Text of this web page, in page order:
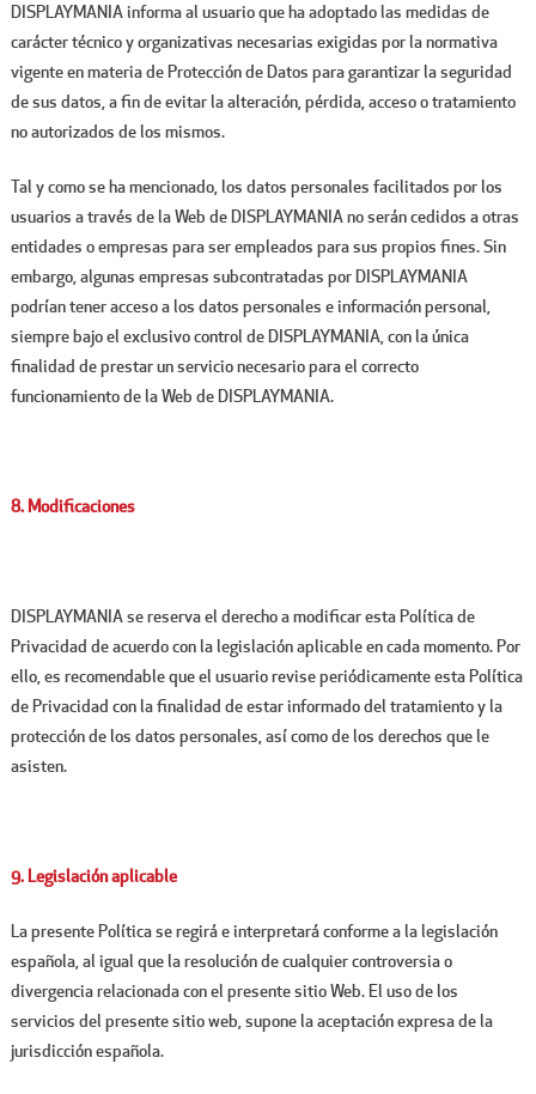
DISPLAYMANIA informa al usuario que ha adoptado las medidas de
carácter técnico y organizativas necesarias exigidas por la normativa
vigente en materia de Protección de Datos para garantizar la seguridad
de sus datos, a fin de evitar la alteración, pérdida, acceso o tratamiento
no autorizados de los mismos.
Tal y como se ha mencionado, los datos personales facilitados por los
usuarios a través de la Web de DISPLAYMANIA no serán cedidos a otras
entidades o empresas para ser empleados para sus propios fines. Sin
embargo, algunas empresas subcontratadas por DISPLAYMANIA
podrían tener acceso a los datos personales e información personal,
siempre bajo el exclusivo control de DISPLAYMANIA, con la única
finalidad de prestar un servicio necesario para el correcto
funcionamiento de la Web de DISPLAYMANIA.
8. Modificaciones
DISPLAYMANIA se reserva el derecho a modificar esta Política de
Privacidad de acuerdo con la legislación aplicable en cada momento. Por
ello, es recomendable que el usuario revise periódicamente esta Política
de Privacidad con la finalidad de estar informado del tratamiento y la
protección de los datos personales, así como de los derechos que le
asisten.
9. Legislación aplicable
La presente Política se regirá e interpretará conforme a la legislación
española, al igual que la resolución de cualquier controversia o
divergencia relacionada con el presente sitio Web. El uso de los
servicios del presente sitio web, supone la aceptación expresa de la
jurisdicción española.